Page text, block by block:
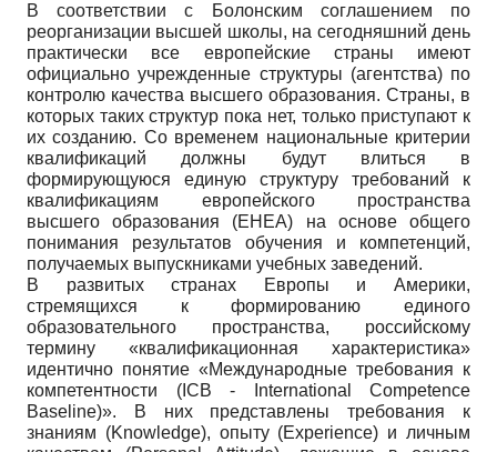
В соответствии с Болонским соглашением по
реорганизации высшей школы, на сегодняшний день
практически все европейские страны имеют
официально учрежденные структуры (агентства) по
контролю качества высшего образования. Страны, в
которых таких структур пока нет, только приступают к
их созданию. Со временем национальные критерии
квалификаций должны будут влиться в
формирующуюся единую структуру требований к
квалификациям европейского пространства
высшего образования (ЕНЕА) на основе общего
понимания результатов обучения и компетенций,
получаемых выпускниками учебных заведений.
В развитых странах Европы и Америки,
стремящихся к формированию единого
образовательного пространства, российскому
термину «квалификационная характеристика»
идентично понятие «Международные требования к
компетентности (ICB - International Competence
Baseline)». В них представлены требования к
знаниям (Knowledge), опыту (Experience) и личным